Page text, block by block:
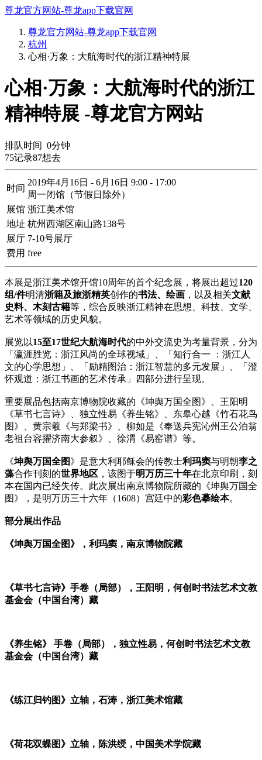
尊龙官方网站-尊龙app下载官网
尊龙官方网站-尊龙app下载官网
杭州
心相·万象：大航海时代的浙江精神特展
心相·万象：大航海时代的浙江
精神特展 -尊龙官方网站
排队时间 0分钟
75记录87想去
时间
2019年4月16日 - 6月16日 9:00 - 17:00
周一闭馆（节假日除外）
展馆 浙江美术馆
地址 杭州西湖区南山路138号
展厅 7-10号展厅
费用 free
本展是浙江美术馆开馆10周年的首个纪念展，将展出超过120
组/件明清浙籍及旅浙精英创作的书法、绘画 ，以及相关文献
史料、木刻古籍等，综合反映浙江精神在思想、科技、文学、
艺术等领域的历史风貌。
展览以15至17世纪大航海时代的中外交流史为考量背景，分为
「瀛涯胜览：浙江风尚的全球视域」、「知行合一 ：浙江人
文的心学思想」、「励精图治：浙江智慧的多元发展」、「澄
怀观道：浙江书画的艺术传承」四部分进行呈现。
重要展品包括南京博物院收藏的《坤舆万国全图》、王阳明
《草书七言诗》、独立性易《养生铭》、东皋心越《竹石花鸟
图》、黄宗羲《与郑梁书》、柳如是《奉送兵宪沁州王公泊翁
老祖台容擢济南大参叙》、徐渭《易窑谱》等。
《坤舆万国全图》是意大利耶稣会的传教士利玛窦与明朝李之
藻合作刊刻的世界地区 ，该图于明万历三十年在北京印刷，刻
本在国内已经失传。此次展出南京博物院所藏的《坤舆万国全
图》，是明万历三十六年（1608）宫廷中的彩色摹绘本。
部分展出作品
《坤舆万国全图》，利玛窦，南京博物院藏
《草书七言诗》手卷（局部），王阳明，何创时书法艺术文教
基金会（中国台湾）藏
《养生铭》 手卷（局部），独立性易，何创时书法艺术文教
基金会（中国台湾）藏
《练江归钓图》立轴，石涛，浙江美术馆藏
《荷花双蝶图》立轴，陈洪绶，中国美术学院藏